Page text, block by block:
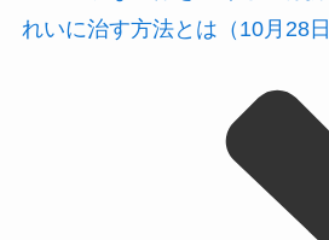
れいに治す方法とは（10月28日